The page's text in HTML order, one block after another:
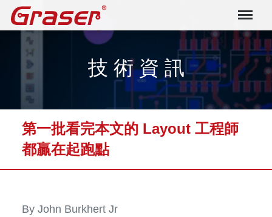
技 術 資 訊
第一批看完本文的 Layout 工程師
都贏在起跑點
By John Burkhert Jr